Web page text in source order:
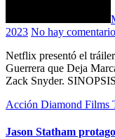
2023 No hay
Netflix presentó el tráiler oficial de Rebel Moon (Parte Dos): La
Guerrera que Deja
Zack Snyder.
Acción Diamond Films
Jason Statham